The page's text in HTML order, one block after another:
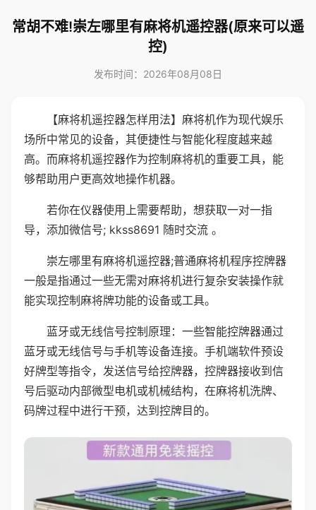
常胡不难!崇左哪里有麻将机遥控器(原来可以遥
控)
发布时间：2026年08月08日
【麻将机遥控器怎样用法】麻将机作为现代娱乐
场所中常见的设备，其便捷性与智能化程度越来越
高。而麻将机遥控器作为控制麻将机的重要工具，能
够帮助用户更高效地操作机器。
若你在仪器使用上需要帮助，想获取一对一指
导，添加微信号; kkss8691 随时交流 。
崇左哪里有麻将机遥控器;普通麻将机程序控牌器
一般是指通过一些无需对麻将机进行复杂安装操作就
能实现控制麻将牌功能的设备或工具。
蓝牙或无线信号控制原理：一些智能控牌器通过
蓝牙或无线信号与手机等设备连接。手机端软件预设
好牌型等指令，发送信号给控牌器，控牌器接收到信
号后驱动内部微型电机或机械结构，在麻将机洗牌、
码牌过程中进行干预，达到控牌目的。